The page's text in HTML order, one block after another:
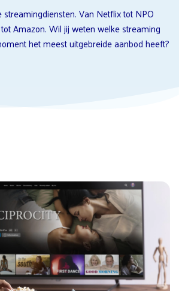
Van Netflix tot NPO
Amazon. Wil jij weten welke streaming
het meest uitgebreide aanbod heeft?